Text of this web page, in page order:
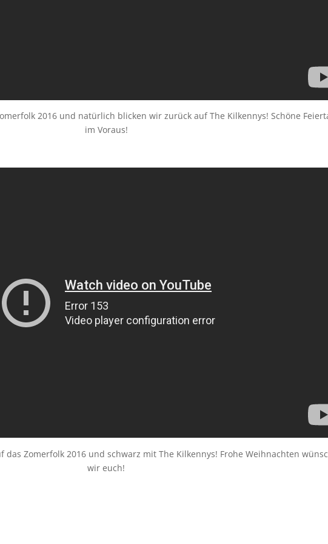
2016 und natürlich blicken wir zurück auf The Kilkennys! Schöne
im Voraus!
das Zomerfolk 2016 und schwarz mit The Kilkennys! Frohe Weihnachten
wir euch!